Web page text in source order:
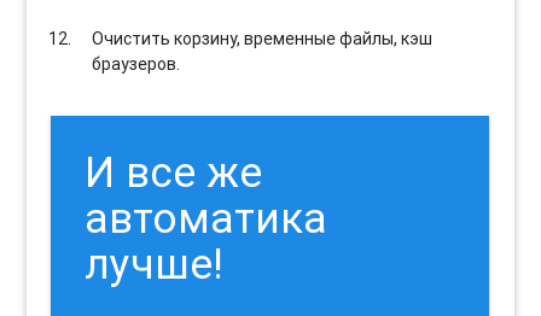
Очистить корзину, временные файлы, кэш
браузеров.
И все же
автоматика
лучше!